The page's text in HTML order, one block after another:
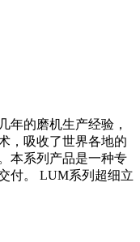
年的磨机生产经验，
，吸收了世界各地的
本系列产品是一种专
付。 LUM系列超细立